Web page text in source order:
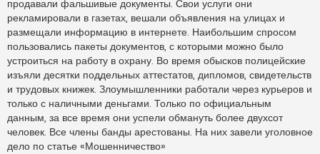
продавали фальшивые документы. Свои услуги они
рекламировали в газетах, вешали объявления на улицах и
размещали информацию в интернете. Наибольшим спросом
пользовались пакеты документов, с которыми можно было
устроиться на работу в охрану. Во время обысков полицейские
изъяли десятки поддельных аттестатов, дипломов, свидетельств
и трудовых книжек. Злоумышленники работали через курьеров и
только с наличными деньгами. Только по официальным
данным, за все время они успели обмануть более двухсот
человек. Все члены банды арестованы. На них завели уголовное
дело по статье «Мошенничество»